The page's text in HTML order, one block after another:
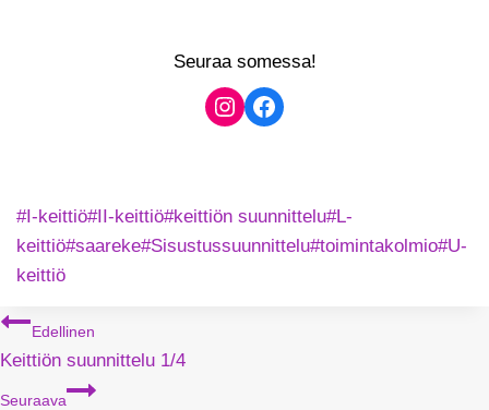
Seuraa somessa!
Instagram
Facebook
Avainsanat:
#I-keittiö#II-keittiö#keittiön suunnittelu#L-
keittiö#saareke#Sisustussuunnittelu#toimintakolmio#U-
keittiö
Artikkelien
selaus
Edellinen
Keittiön suunnittelu 1/4
Seuraava